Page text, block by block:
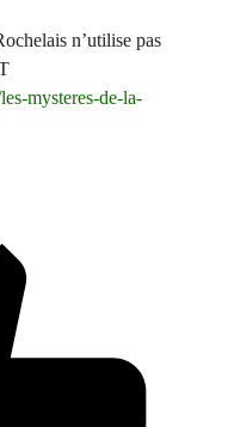
n’utilise pas
mysteres-de-la-